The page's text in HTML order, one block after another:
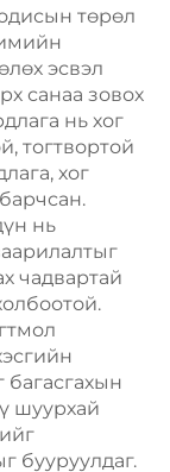
төрөл
эсвэл
санаа зовох
нь хог
тогтвортой
хог
нь
чадвартай
шуурхай
бууруулдаг.